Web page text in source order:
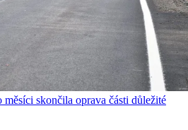
skončila oprava části důležité